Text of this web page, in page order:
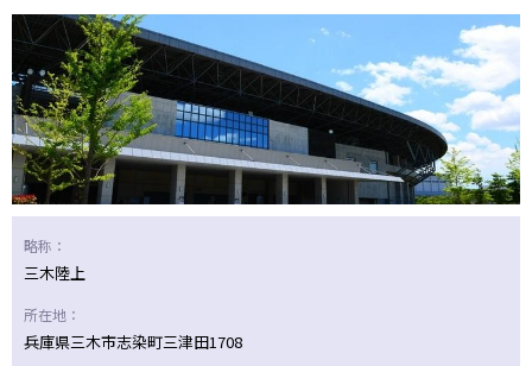
略称：
三木陸上
所在地：
兵庫県三木市志染町三津田1708